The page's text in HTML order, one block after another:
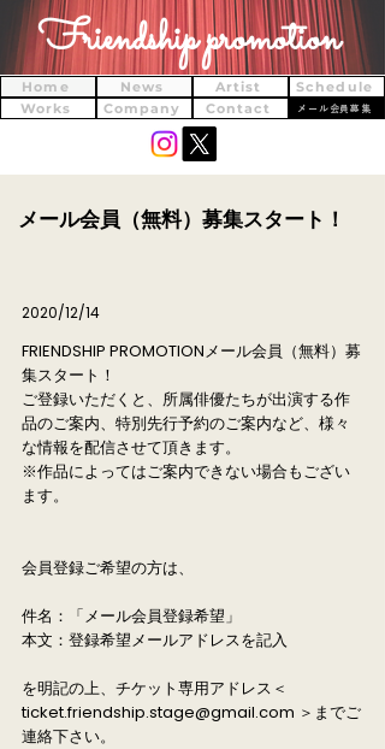
Friendship promotion
Home Artist
Schedule
Works
Contact
Company
News
メール会員募集
メール会員（無料）募集スタート！
2020/12/14
FRIENDSHIP PROMOTIONメール会員（無料）募
集スタート！
ご登録いただくと、所属俳優たちが出演する作
品のご案内、特別先行予約のご案内など、様々
な情報を配信させて頂きます。
※作品によってはご案内できない場合もござい
ます。
会員登録ご希望の方は、
件名：「メール会員登録希望」
本文：登録希望メールアドレスを記入
を明記の上、チケット専用アドレス＜
ticket.friendship.stage@gmail.com ＞までご
連絡下さい。